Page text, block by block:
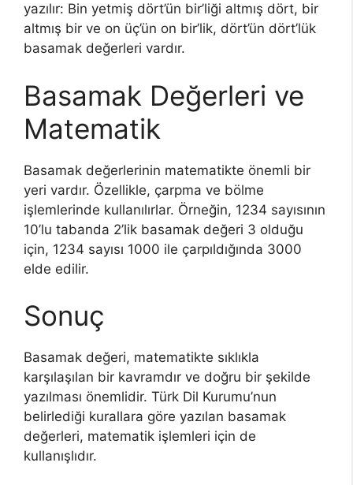
yazılır: Bin yetmiş dört’ün bir’liği altmış dört, bir
altmış bir ve on üç’ün on bir’lik, dört’ün dört’lük
basamak değerleri vardır.
Basamak Değerleri ve
Matematik
Basamak değerlerinin matematikte önemli bir
yeri vardır. Özellikle, çarpma ve bölme
işlemlerinde kullanılırlar. Örneğin, 1234 sayısının
10’lu tabanda 2’lik basamak değeri 3 olduğu
için, 1234 sayısı 1000 ile çarpıldığında 3000
elde edilir.
Sonuç
Basamak değeri, matematikte sıklıkla
karşılaşılan bir kavramdır ve doğru bir şekilde
yazılması önemlidir. Türk Dil Kurumu’nun
belirlediği kurallara göre yazılan basamak
değerleri, matematik işlemleri için de
kullanışlıdır.